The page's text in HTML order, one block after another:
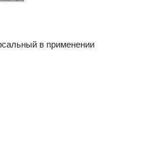
в применении